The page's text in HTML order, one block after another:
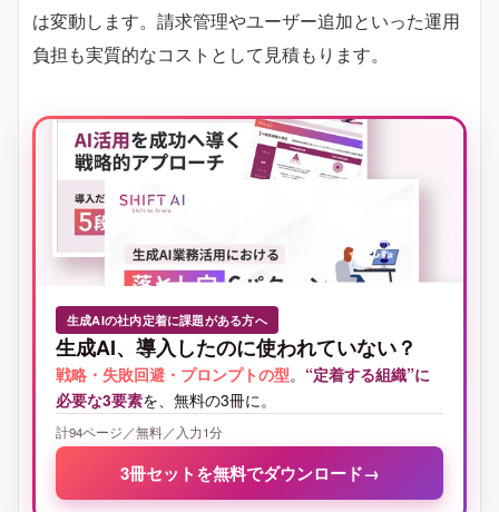
は変動します。請求管理やユーザー追加といった運用
負担も実質的なコストとして見積もります。
生成AIの社内定着に課題がある方へ
生成AI、導入したのに使われていない？
戦略・失敗回避・プロンプトの型。 “定着する組織”に
必要な3要素を、無料の3冊に。
計94ページ／無料／入力1分
3冊セットを無料でダウンロード→